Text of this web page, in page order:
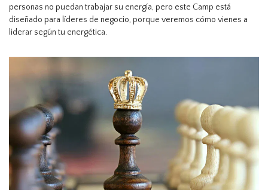
personas no puedan trabajar su energía, pero este Camp está
diseñado para líderes de negocio, porque veremos cómo vienes a
liderar según tu energética.